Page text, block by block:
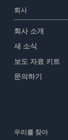
회사
회사 소개
새 소식
보도 자료 키트
문의하기
우리를 찾아